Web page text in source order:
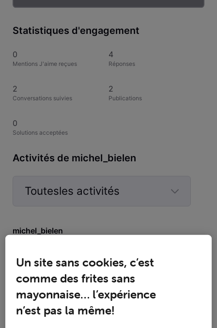
Statistiques d'engagement
0
Mentions J'aime reçues
4
Réponses
2
Conversations suivies
2
Publications
0
Solutions acceptées
Activités de michel_bielen
Toutesles activités
activités
michel_bielen
M perturbation réseau WIFI depuis 2 jours,
Voilà 2 j que la connexion WIFI est instable en soirée, du
coup Netflix est parfois interrompu. Merci
Un site sans cookies, c’est
comme des frites sans
mayonnaise… l’expérience
n’est pas la même!